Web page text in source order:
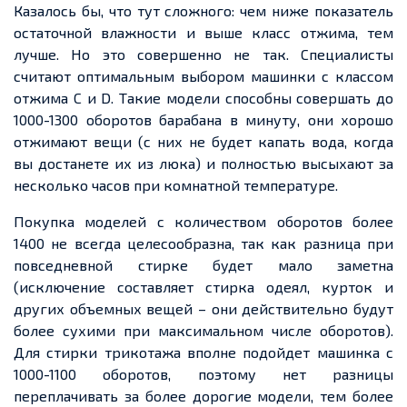
Казалось бы, что тут сложного: чем ниже показатель
остаточной влажности и выше класс отжима, тем
лучше. Но это совершенно не так. Специалисты
считают оптимальным выбором машинки с классом
отжима C и D. Такие модели способны совершать до
1000-1300 оборотов барабана в минуту, они хорошо
отжимают вещи (с них не будет капать вода, когда
вы достанете их из люка) и полностью высыхают за
несколько часов при комнатной температуре.
Покупка моделей с количеством оборотов более
1400 не всегда целесообразна, так как разница при
повседневной стирке будет мало заметна
(исключение составляет стирка одеял, курток и
других объемных вещей – они действительно будут
более сухими при максимальном числе оборотов).
Для стирки трикотажа вполне подойдет машинка с
1000-1100 оборотов, поэтому нет разницы
переплачивать за более дорогие модели, тем более